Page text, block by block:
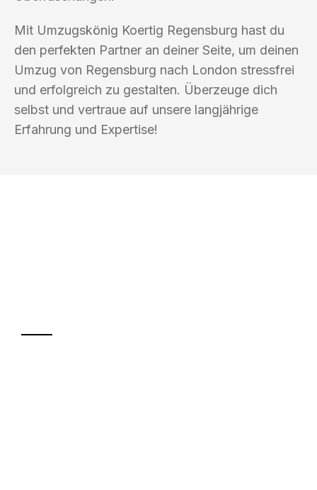
Mit Umzugskönig Koertig Regensburg hast du
den perfekten Partner an deiner Seite, um deinen
Umzug von Regensburg nach London stressfrei
und erfolgreich zu gestalten. Überzeuge dich
selbst und vertraue auf unsere langjährige
Erfahrung und Expertise!